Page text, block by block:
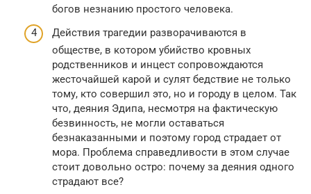
богов незнанию простого человека.
Действия трагедии разворачиваются в
обществе, в котором убийство кровных
родственников и инцест сопровождаются
жесточайшей карой и сулят бедствие не только
тому, кто совершил это, но и городу в целом. Так
что, деяния Эдипа, несмотря на фактическую
безвинность, не могли оставаться
безнаказанными и поэтому город страдает от
мора. Проблема справедливости в этом случае
стоит довольно остро: почему за деяния одного
страдают все?